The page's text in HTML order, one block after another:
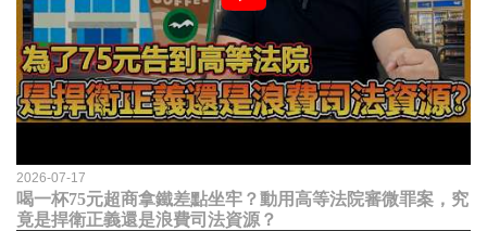
2026-07-17
喝一杯75元超商拿鐵差點坐牢？動用高等法院審微罪案，究
竟是捍衛正義還是浪費司法資源？